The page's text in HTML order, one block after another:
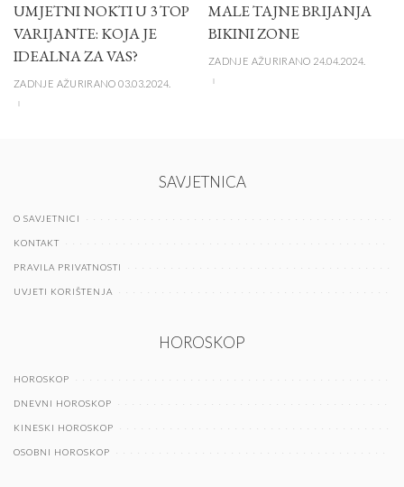
UMJETNI NOKTI U 3 TOP
VARIJANTE: KOJA JE
IDEALNA ZA VAS?
ZADNJE AŽURIRANO 03.03.2024.
MALE TAJNE BRIJANJA
BIKINI ZONE
ZADNJE AŽURIRANO 24.04.2024.
SAVJETNICA
O SAVJETNICI
KONTAKT
PRAVILA PRIVATNOSTI
UVJETI KORIŠTENJA
HOROSKOP
HOROSKOP
DNEVNI HOROSKOP
KINESKI HOROSKOP
OSOBNI HOROSKOP